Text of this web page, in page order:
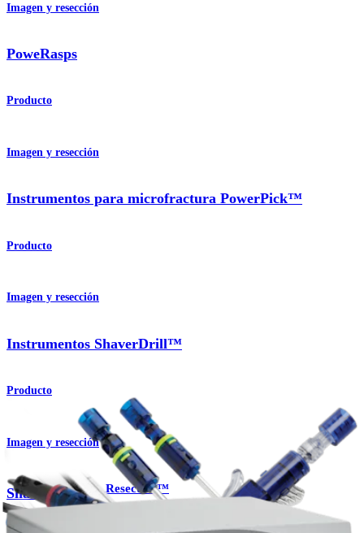
Imagen y resección
PoweRasps
Producto
Imagen y resección
Instrumentos para microfractura PowerPick™
Producto
Imagen y resección
Instrumentos ShaverDrill™
Producto
Imagen y resección
Shaver SynergyResection™